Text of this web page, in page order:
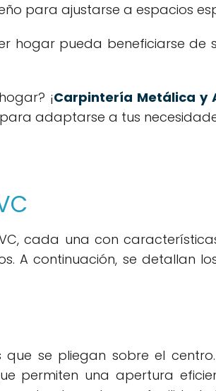
para ajustarse a espacios
pueda beneficiarse de
¡Carpintería Metálica y
adaptarse a tus
cada una con
A continuación, se detallan
se pliegan sobre el
permiten una apertura